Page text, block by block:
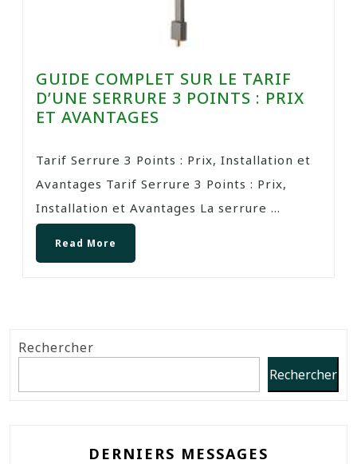
GUIDE COMPLET SUR LE TARIF
D’UNE SERRURE 3 POINTS : PRIX
ET AVANTAGES
Tarif Serrure 3 Points : Prix, Installation et
Avantages Tarif Serrure 3 Points : Prix,
Installation et Avantages La serrure ...
Read More
Rechercher
Rechercher
DERNIERS MESSAGES